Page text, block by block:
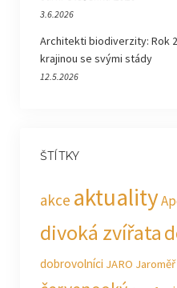
3.6.2026
Architekti biodiverzity: Rok
krajinou se svými stády
12.5.2026
ŠTÍTKY
akce aktuality
divoká zvířata
dobrovolníci JARO Jaroměř